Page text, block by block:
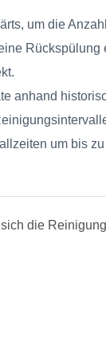
um die
Rückspülung
anhand
um bis